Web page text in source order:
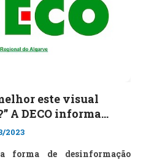
este visual
A DECO informa…
2023
forma de desinformação